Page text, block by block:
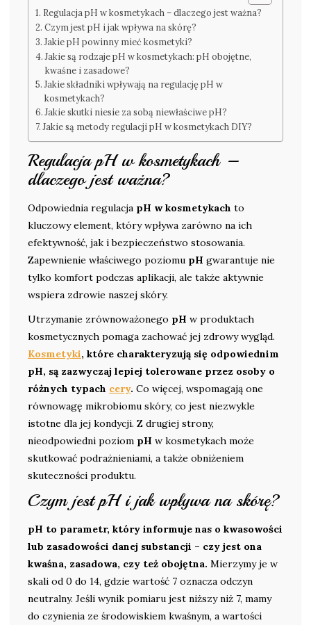
Regulacja pH w kosmetykach – dlaczego jest ważna?
Czym jest pH i jak wpływa na skórę?
Jakie pH powinny mieć kosmetyki?
Jakie są rodzaje pH w kosmetykach: pH obojętne,
kwaśne i zasadowe?
Jakie składniki wpływają na regulację pH w
kosmetykach?
Jakie skutki niesie za sobą niewłaściwe pH?
Jakie są metody regulacji pH w kosmetykach DIY?
Regulacja pH w kosmetykach –
dlaczego jest ważna?
Odpowiednia regulacja pH w kosmetykach to
kluczowy element, który wpływa zarówno na ich
efektywność, jak i bezpieczeństwo stosowania.
Zapewnienie właściwego poziomu pH gwarantuje nie
tylko komfort podczas aplikacji, ale także aktywnie
wspiera zdrowie naszej skóry.
Utrzymanie zrównoważonego pH w produktach
kosmetycznych pomaga zachować jej zdrowy wygląd.
Kosmetyki, które charakteryzują się odpowiednim
pH, są zazwyczaj lepiej tolerowane przez osoby o
różnych typach cery. Co więcej, wspomagają one
równowagę mikrobiomu skóry, co jest niezwykle
istotne dla jej kondycji. Z drugiej strony,
nieodpowiedni poziom pH w kosmetykach może
skutkować podrażnieniami, a także obniżeniem
skuteczności produktu.
Czym jest pH i jak wpływa na skórę?
pH to parametr, który informuje nas o kwasowości
lub zasadowości danej substancji – czy jest ona
kwaśna, zasadowa, czy też obojętna. Mierzymy je w
skali od 0 do 14, gdzie wartość 7 oznacza odczyn
neutralny. Jeśli wynik pomiaru jest niższy niż 7, mamy
do czynienia ze środowiskiem kwaśnym, a wartości